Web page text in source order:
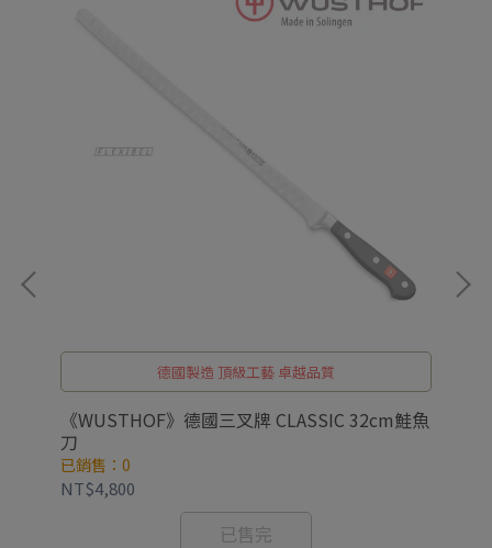
德國製造 頂級工藝 卓越品質
《WUSTHOF》德國三叉牌 CLASSIC 32cm鮭魚
刀
已銷售：0
NT$4,800
已售完